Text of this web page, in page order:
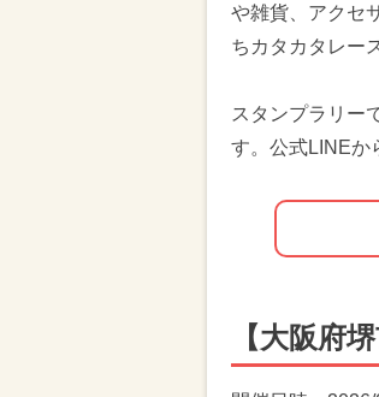
や雑貨、アクセ
ちカタカタレー
スタンプラリー
す。公式LINEか
【大阪府